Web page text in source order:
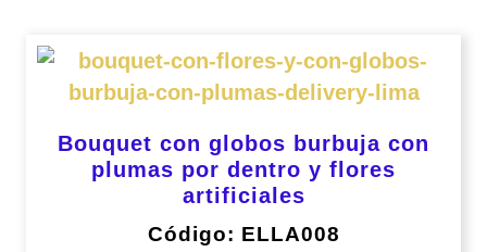
Bouquet con globos burbuja con
plumas por dentro y flores
artificiales
Código: ELLA008